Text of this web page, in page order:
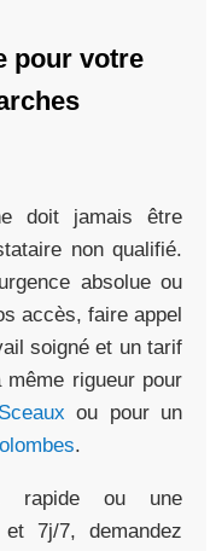
pour votre
doit jamais être
non qualifié.
absolue ou
accès, faire appel
soigné et un tarif
rigueur pour
ou pour un
.
rapide ou une
et 7j/7, demandez